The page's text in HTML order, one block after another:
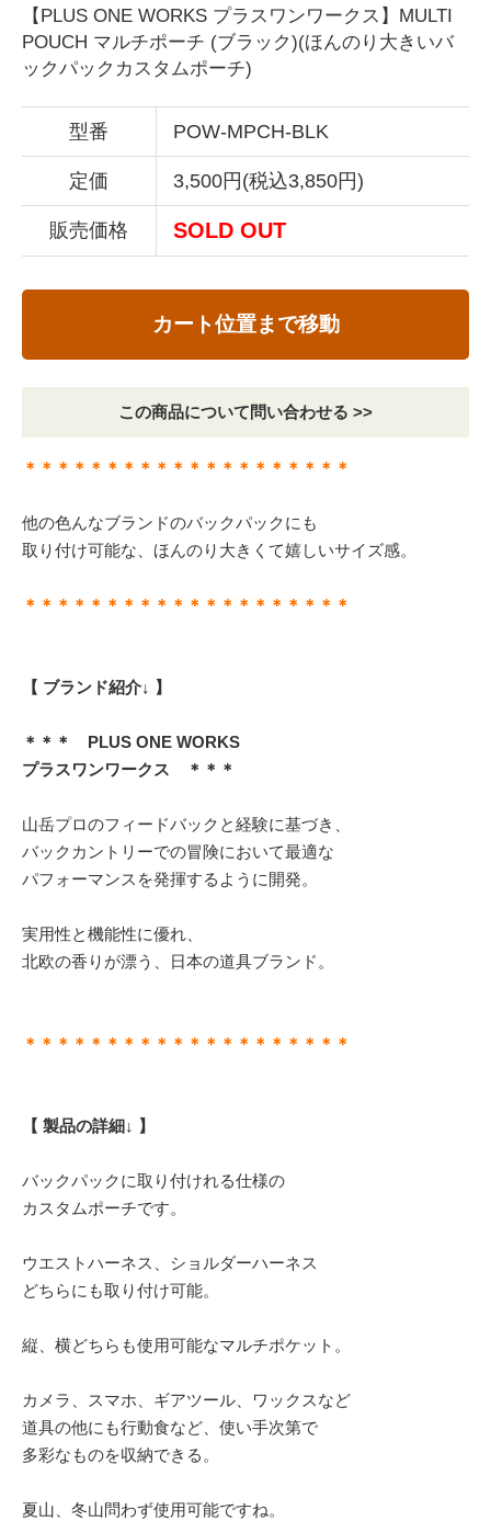
【PLUS ONE WORKS プラスワンワークス】MULTI
POUCH マルチポーチ (ブラック)(ほんのり大きいバ
ックパックカスタムポーチ)
型番 POW-MPCH-BLK
定価 3,500円(税込3,850円)
販売価格 SOLD OUT
カート位置まで移動
この商品について問い合わせる >>
＊＊＊＊＊＊＊＊＊＊＊＊＊＊＊＊＊＊＊＊
他の色んなブランドのバックパックにも
取り付け可能な、ほんのり大きくて嬉しいサイズ感。
＊＊＊＊＊＊＊＊＊＊＊＊＊＊＊＊＊＊＊＊
【 ブランド紹介↓ 】
＊＊＊ PLUS ONE WORKS
プラスワンワークス ＊＊＊
山岳プロのフィードバックと経験に基づき、
バックカントリーでの冒険において最適な
パフォーマンスを発揮するように開発。
実用性と機能性に優れ、
北欧の香りが漂う、日本の道具ブランド。
＊＊＊＊＊＊＊＊＊＊＊＊＊＊＊＊＊＊＊＊
【 製品の詳細↓ 】
バックパックに取り付けれる仕様の
カスタムポーチです。
ウエストハーネス、ショルダーハーネス
どちらにも取り付け可能。
縦、横どちらも使用可能なマルチポケット。
カメラ、スマホ、ギアツール、ワックスなど
道具の他にも行動食など、使い手次第で
多彩なものを収納できる。
夏山、冬山問わず使用可能ですね。